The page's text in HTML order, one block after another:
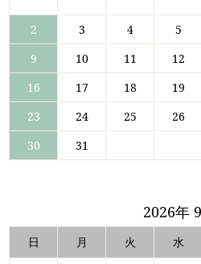
2
3 4 5
9
10 11 12
16
17 18 19
23
24 25 26
30
31
2026年
日 月 火 水